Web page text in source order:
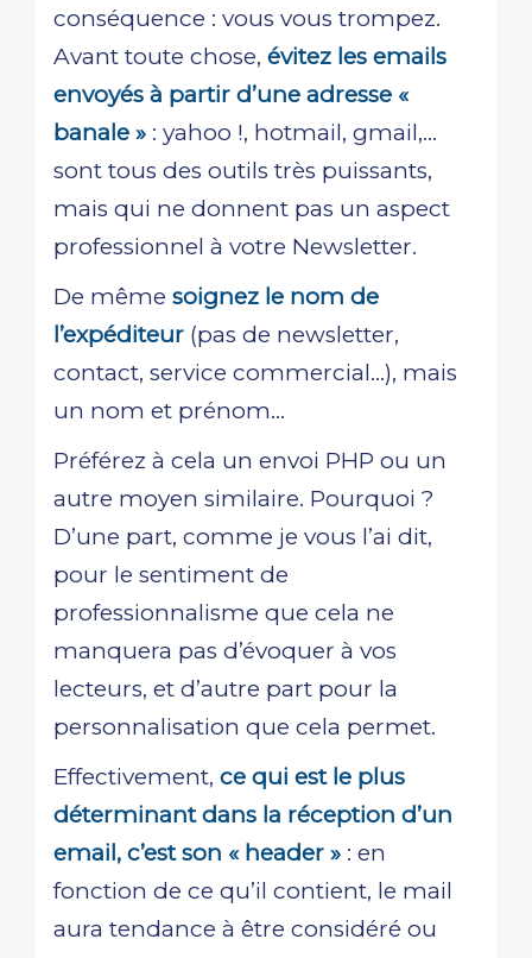
conséquence : vous vous trompez.
Avant toute chose, évitez les emails
envoyés à partir d’une adresse «
banale » : yahoo !, hotmail, gmail,…
sont tous des outils très puissants,
mais qui ne donnent pas un aspect
professionnel à votre Newsletter.
De même soignez le nom de
l’expéditeur (pas de newsletter,
contact, service commercial…), mais
un nom et prénom…
Préférez à cela un envoi PHP ou un
autre moyen similaire. Pourquoi ?
D’une part, comme je vous l’ai dit,
pour le sentiment de
professionnalisme que cela ne
manquera pas d’évoquer à vos
lecteurs, et d’autre part pour la
personnalisation que cela permet.
Effectivement, ce qui est le plus
déterminant dans la réception d’un
email, c’est son « header » : en
fonction de ce qu’il contient, le mail
aura tendance à être considéré ou